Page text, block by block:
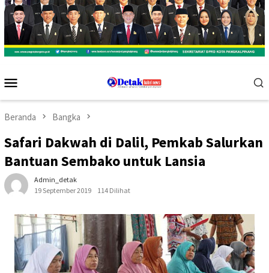
Mobile
Beranda Bangka
Safari Dakwah di Dalil, Pemkab Salurkan
Bantuan Sembako untuk Lansia
Admin_detak
19 September 2019
114 Dilihat